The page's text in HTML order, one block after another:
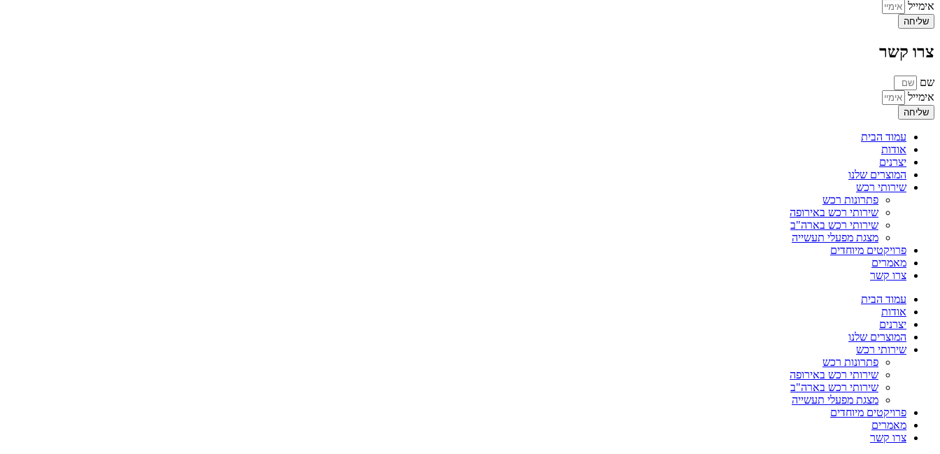
אימייל
שליחה
צרו קשר
שם
אימייל
שליחה
עמוד הבית
אודות
יצרנים
המוצרים שלנו
שירותי רכש
פתרונות רכש
שירותי רכש באירופה
שירותי רכש בארה"ב
מצגת מפעלי תעשייה
פרויקטים מיוחדים
מאמרים
צרו קשר
עמוד הבית
אודות
יצרנים
המוצרים שלנו
שירותי רכש
פתרונות רכש
שירותי רכש באירופה
שירותי רכש בארה"ב
מצגת מפעלי תעשייה
פרויקטים מיוחדים
מאמרים
צרו קשר